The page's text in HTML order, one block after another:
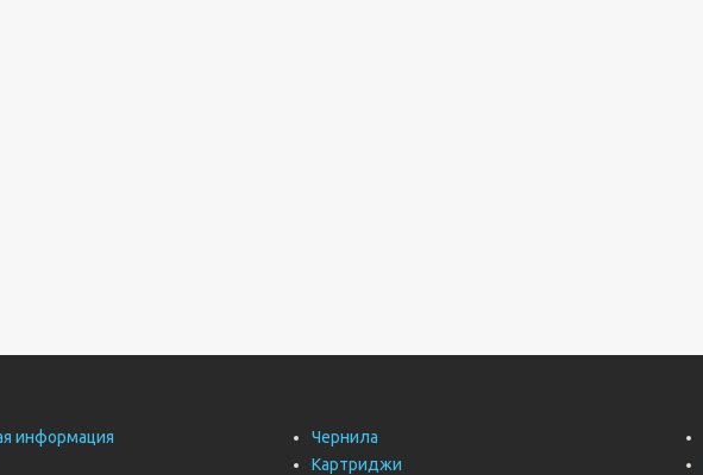
информация
Чернила
Картриджи